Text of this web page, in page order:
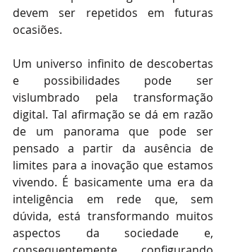
devem ser repetidos em futuras
ocasiões.
Um universo infinito de descobertas
e possibilidades pode ser
vislumbrado pela transformação
digital. Tal afirmação se dá em razão
de um panorama que pode ser
pensado a partir da ausência de
limites para a inovação que estamos
vivendo. É basicamente uma era da
inteligência em rede que, sem
dúvida, está transformando muitos
aspectos da sociedade e,